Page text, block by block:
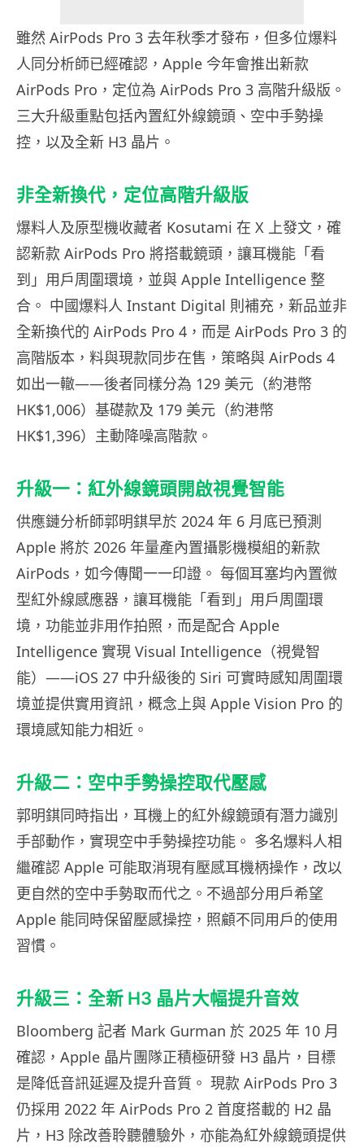
雖然 AirPods Pro 3 去年秋季才發布，但多位爆料
人同分析師已經確認，Apple 今年會推出新款
AirPods Pro，定位為 AirPods Pro 3 高階升級版。
三大升級重點包括內置紅外線鏡頭、空中手勢操
控，以及全新 H3 晶片。
非全新換代，定位高階升級版
爆料人及原型機收藏者 Kosutami 在 X 上發文，確
認新款 AirPods Pro 將搭載鏡頭，讓耳機能「看
到」用戶周圍環境，並與 Apple Intelligence 整
合。 中國爆料人 Instant Digital 則補充，新品並非
全新換代的 AirPods Pro 4，而是 AirPods Pro 3 的
高階版本，料與現款同步在售，策略與 AirPods 4
如出一轍——後者同樣分為 129 美元（約港幣
HK$1,006）基礎款及 179 美元（約港幣
HK$1,396）主動降噪高階款。
升級一：紅外線鏡頭開啟視覺智能
供應鏈分析師郭明錤早於 2024 年 6 月底已預測
Apple 將於 2026 年量產內置攝影機模組的新款
AirPods，如今傳聞一一印證。 每個耳塞均內置微
型紅外線感應器，讓耳機能「看到」用戶周圍環
境，功能並非用作拍照，而是配合 Apple
Intelligence 實現 Visual Intelligence（視覺智
能）——iOS 27 中升級後的 Siri 可實時感知周圍環
境並提供實用資訊，概念上與 Apple Vision Pro 的
環境感知能力相近。
升級二：空中手勢操控取代壓感
郭明錤同時指出，耳機上的紅外線鏡頭有潛力識別
手部動作，實現空中手勢操控功能。 多名爆料人相
繼確認 Apple 可能取消現有壓感耳機柄操作，改以
更自然的空中手勢取而代之。不過部分用戶希望
Apple 能同時保留壓感操控，照顧不同用戶的使用
習慣。
升級三：全新 H3 晶片大幅提升音效
Bloomberg 記者 Mark Gurman 於 2025 年 10 月
確認，Apple 晶片團隊正積極研發 H3 晶片，目標
是降低音訊延遲及提升音質。 現款 AirPods Pro 3
仍採用 2022 年 AirPods Pro 2 首度搭載的 H2 晶
片，H3 除改善聆聽體驗外，亦能為紅外線鏡頭提供